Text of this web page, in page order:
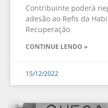
Contribuinte poderá
adesão ao Refis da
Recuperação
CONTINUE LENDO »
15/12/2022